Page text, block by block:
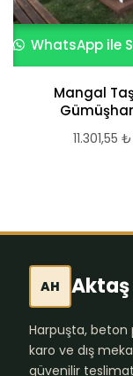
WhatsApp ile
Mangal
11.301,55 ₺
AH
Harpuşta, beton
karo ve dış
güvenilir